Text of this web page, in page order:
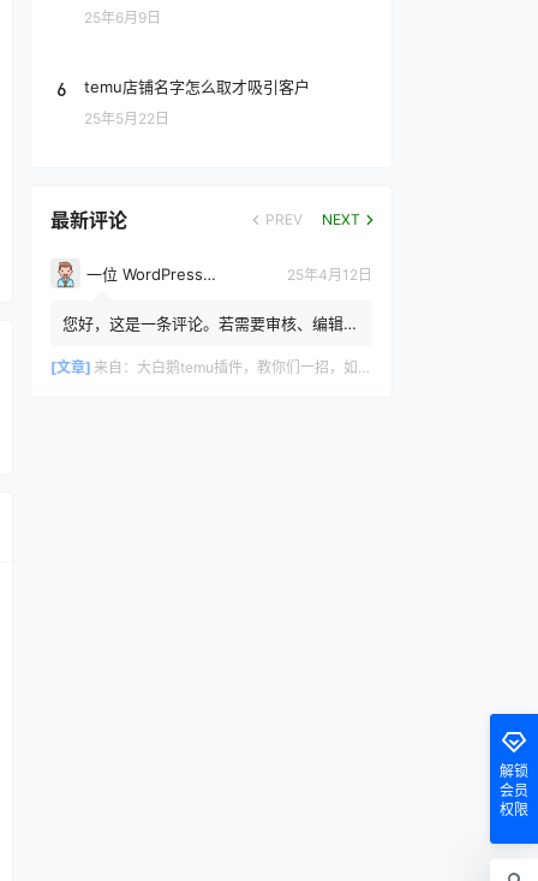
25年6月9日
6 temu店铺名字怎么取才吸引客户
25年5月22日
最新评论 PREV NEXT
一位 WordPress 评论者 25年4月12日
您好，这是一条评论。若需要审核、编辑或
者头像来自 Gravatar。
[文章] 来自： 大白鹅temu插件，教你们一招，如何30s里计算temu利润数据
解锁
会员
权限